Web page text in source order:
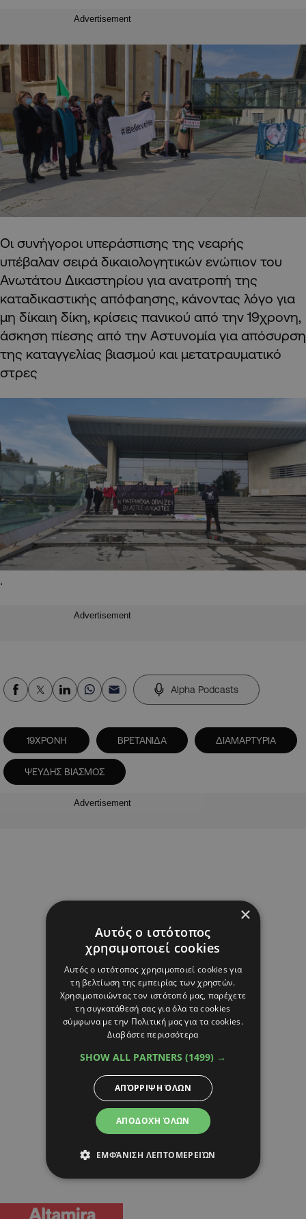
Advertisement
Οι συνήγοροι υπεράσπισης της νεαρής
υπέβαλαν σειρά δικαιολογητικών ενώπιον του
Ανωτάτου Δικαστηρίου για ανατροπή της
καταδικαστικής απόφαησης, κάνοντας λόγο για
μη δίκαιη δίκη, κρίσεις πανικού από την 19χρονη,
άσκηση πίεσης από την Αστυνομία για απόσυρση
της καταγγελίας βιασμού και μετατραυματικό
στρες
.
Advertisement
Alpha Podcasts
19ΧΡΟΝΗ ΒΡΕΤΑΝΙΔΑ ΔΙΑΜΑΡΤΥΡΙΑ
ΨΕΥΔΗΣ ΒΙΑΣΜΟΣ
Advertisement
×
Αυτός ο ιστότοπος
χρησιμοποιεί cookies
Αυτός ο ιστότοπος χρησιμοποιεί cookies για
τη βελτίωση της εμπειρίας των χρηστών.
Χρησιμοποιώντας τον ιστότοπό μας, παρέχετε
τη συγκατάθεσή σας για όλα τα cookies
σύμφωνα με την Πολιτική μας για τα cookies.
Διαβάστε περισσότερα
SHOW ALL PARTNERS (1499) →
ΑΠΟΔΟΧΉ ΌΛΩΝ
ΑΠΌΡΡΙΨΗ ΌΛΩΝ
ΕΜΦΆΝΙΣΗ ΛΕΠΤΟΜΕΡΕΙΏΝ